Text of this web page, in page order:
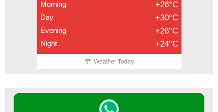
Morning +26°C
Day +30°C
Evening +26°C
Night +24°C
Weather Today